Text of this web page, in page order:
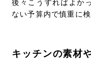
後々こうすればよか
ない予算内で慎重に
キッチンの素材